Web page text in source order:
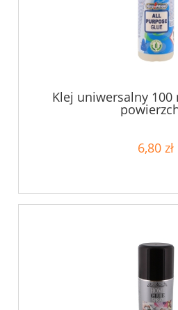
Klej uniwersalny
6,80 zł